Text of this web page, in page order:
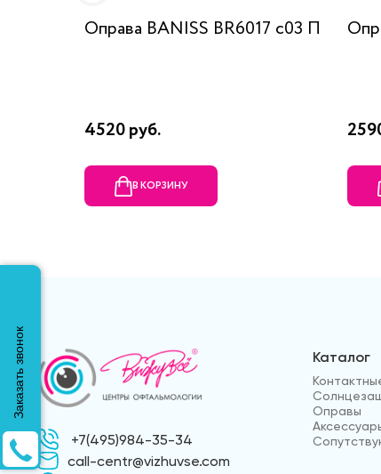
Оправа BANISS BR6017 с03 П
4520 руб.
В КОРЗИНУ
+7(495)984-35-34
call-centr@vizhuvse.com
Каталог
Оправы
Заказать звонок